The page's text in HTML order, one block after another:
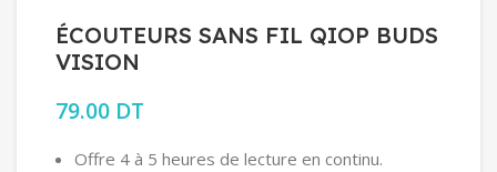
ÉCOUTEURS SANS FIL QIOP BUDS
VISION
79.00 DT
Offre 4 à 5 heures de lecture en continu.